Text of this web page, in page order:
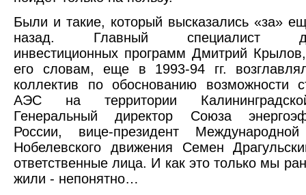
Были и такие, который высказались «за»
назад. Главный специалист
инвестиционных программ Дмитрий
его словам, еще в 1993-94 гг.
коллектив по обоснованию возможности
АЭС на территории
Генеральный директор Союза
России, вице-президент Международной
Нобелевского движения Семен
ответственные лица. И как это только мы
жили - непонятно…